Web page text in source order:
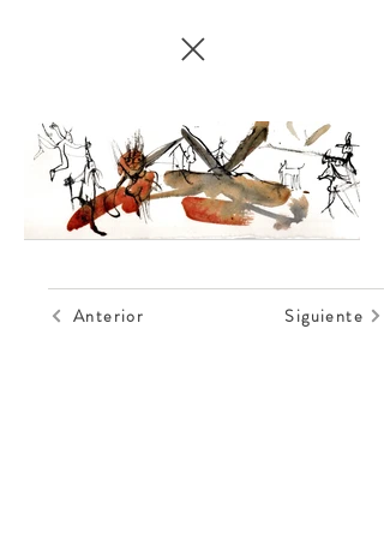
Anterior Siguiente